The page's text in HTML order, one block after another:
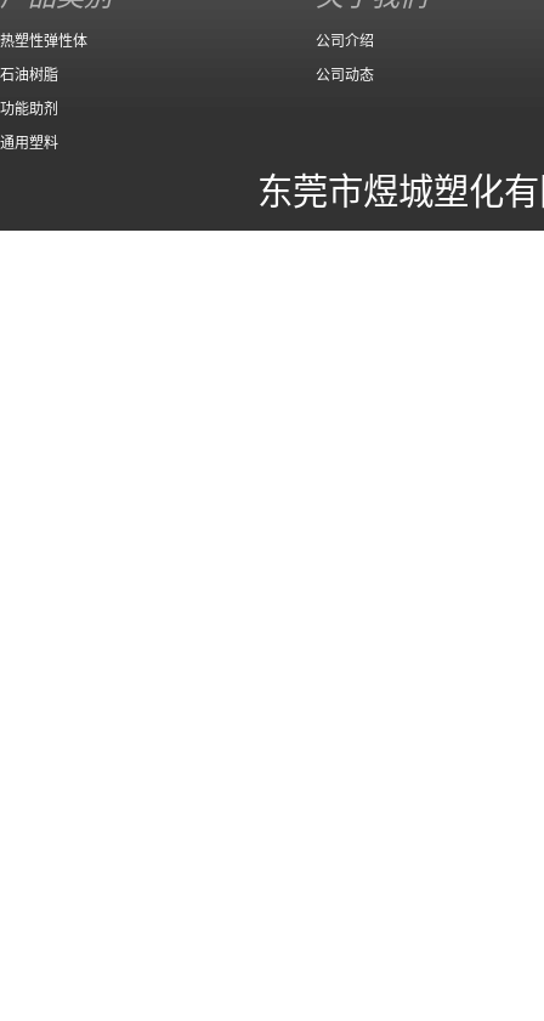
热塑性弹性体
石油树脂
功能助剂
通用塑料
公司介绍
公司动态
东莞市煜城塑化